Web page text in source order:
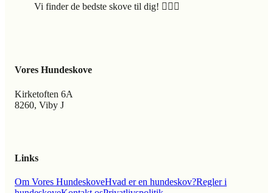
Vi finder de bedste skove til dig! 🐕‍🦺🍃
Vores Hundeskove
Kirketoften 6A
8260, Viby J
Links
Om Vores HundeskoveHvad er en hundeskov?Regler i